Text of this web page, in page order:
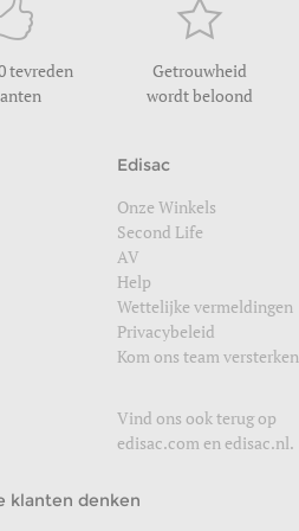
tevreden
Getrouwheid
wordt beloond
Edisac
Onze Winkels
Second Life
AV
Help
Wettelijke vermeldingen
Privacybeleid
Kom ons team versterken
Vind ons ook terug op
edisac.comenedisac.nl.
klanten denken